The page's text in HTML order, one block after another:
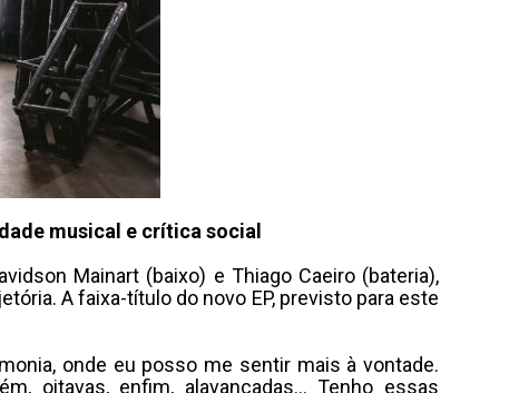
musical e crítica social
Mainart (baixo) e Thiago Caeiro (bateria),
A faixa-título do novo EP, previsto para este
onde eu posso me sentir mais à vontade.
oitavas, enfim, alavancadas… Tenho essas